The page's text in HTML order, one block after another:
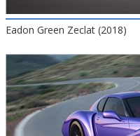
Eadon Green Zeclat (2018)